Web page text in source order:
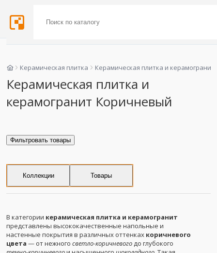
Керамическая плитка Керамическая плитка и керамогранит
Керамическая плитка и
керамогранит Коричневый
Фильтровать товары
Коллекции Товары
В категории керамическая плитка и керамогранит
представлены высококачественные напольные и
настенные покрытия в различных оттенках коричневого
цвета — от нежного светло-коричневого до глубокого